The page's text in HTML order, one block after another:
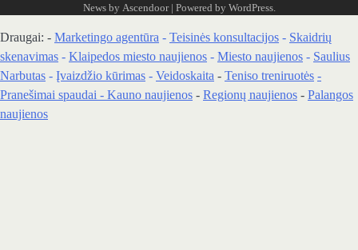
News by Ascendoor| Powered by WordPress.
Draugai: - Marketingo agentūra - Teisinės konsultacijos - Skaidrių
skenavimas - Klaipedos miesto naujienos - Miesto naujienos - Saulius
Narbutas - Įvaizdžio kūrimas - Veidoskaita - Teniso treniruotės -
Pranešimai spaudai - Kauno naujienos - Regionų naujienos - Palangos
naujienos